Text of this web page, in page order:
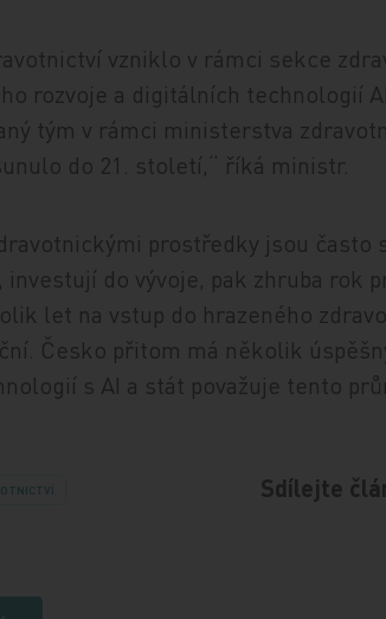
vzniklo v rámci sekce
rozvoje a digitálních technologií
tým v rámci ministerstva
do 21. století,“ říká ministr.
prostředky jsou často
do vývoje, pak zhruba rok
let na vstup do hrazeného
Česko přitom má několik
s AI a stát považuje tento
Sdílejte